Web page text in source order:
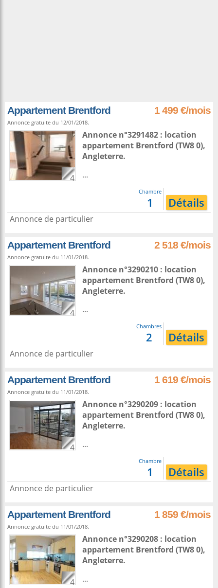
Appartement Brentford 1 499 €/mois
Annonce gratuite du 12/01/2018.
4
Annonce n°3291482 : location
appartement Brentford (TW8 0),
Angleterre.
...
Chambre
1 Détails
Annonce de particulier
Appartement Brentford 2 518 €/mois
Annonce gratuite du 11/01/2018.
4
Annonce n°3290210 : location
appartement Brentford (TW8 0),
Angleterre.
...
Chambres
2 Détails
Annonce de particulier
Appartement Brentford 1 619 €/mois
Annonce gratuite du 11/01/2018.
4
Annonce n°3290209 : location
appartement Brentford (TW8 0),
Angleterre.
...
Chambre
1 Détails
Annonce de particulier
Appartement Brentford 1 859 €/mois
Annonce gratuite du 11/01/2018.
4
Annonce n°3290208 : location
appartement Brentford (TW8 0),
Angleterre.
...